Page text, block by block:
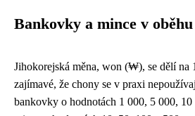
Bankovky a mince v oběhu
Jihokorejská měna, won (₩), se dělí na
zajímavé, že chony se v praxi
bankovky o hodnotách 1 000, 5 000,